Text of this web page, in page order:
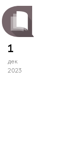
1
дек
2023